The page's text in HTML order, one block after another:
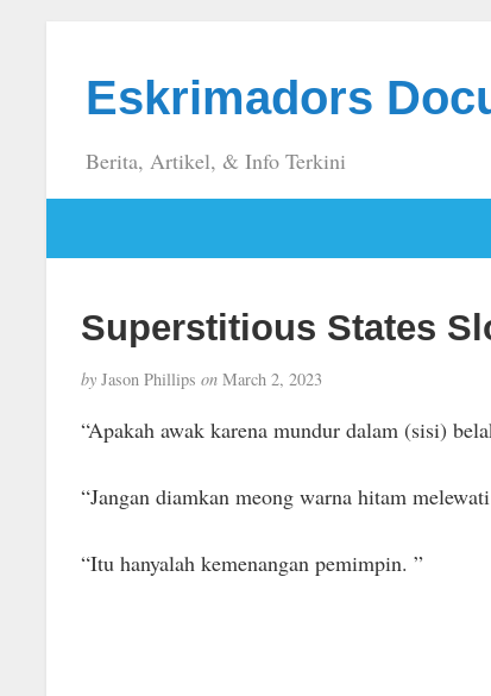
Eskrimadors
Berita, Artikel, & Info Terkini
Superstitious States
byJason Phillips onMarch 2, 2023
“Apakah awak karena mundur dalam (sisi)
“Jangan diamkan meong warna hitam
“Itu hanyalah kemenangan pemimpin. ”